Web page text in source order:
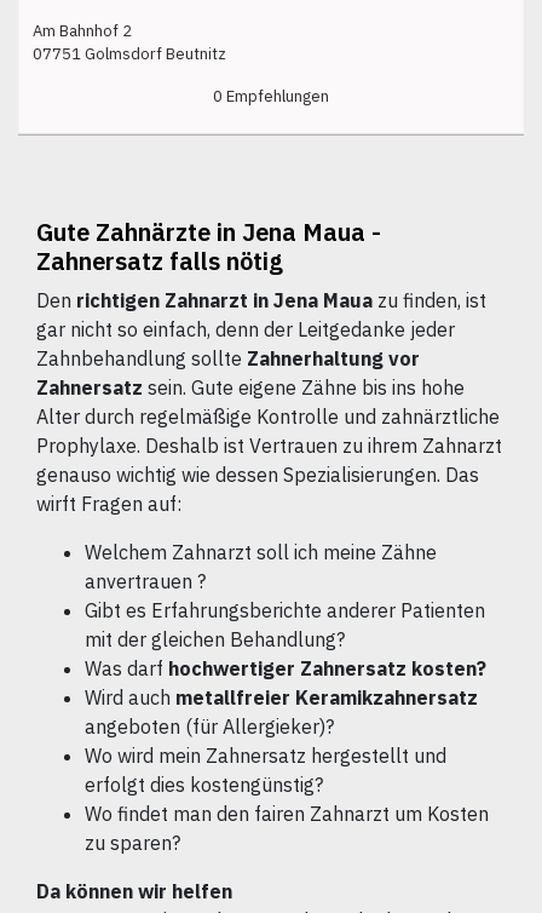
Am Bahnhof 2
07751 Golmsdorf Beutnitz
0 Empfehlungen
Gute Zahnärzte in Jena Maua -
Zahnersatz falls nötig
Den richtigen Zahnarzt in Jena Maua zu finden, ist
gar nicht so einfach, denn der Leitgedanke jeder
Zahnbehandlung sollte Zahnerhaltung vor
Zahnersatz sein. Gute eigene Zähne bis ins hohe
Alter durch regelmäßige Kontrolle und zahnärztliche
Prophylaxe. Deshalb ist Vertrauen zu ihrem Zahnarzt
genauso wichtig wie dessen Spezialisierungen. Das
wirft Fragen auf:
Welchem Zahnarzt soll ich meine Zähne
anvertrauen ?
Gibt es Erfahrungsberichte anderer Patienten
mit der gleichen Behandlung?
Was darf hochwertiger Zahnersatz kosten?
Wird auch metallfreier Keramikzahnersatz
angeboten (für Allergieker)?
Wo wird mein Zahnersatz hergestellt und
erfolgt dies kostengünstig?
Wo findet man den fairen Zahnarzt um Kosten
zu sparen?
Da können wir helfen